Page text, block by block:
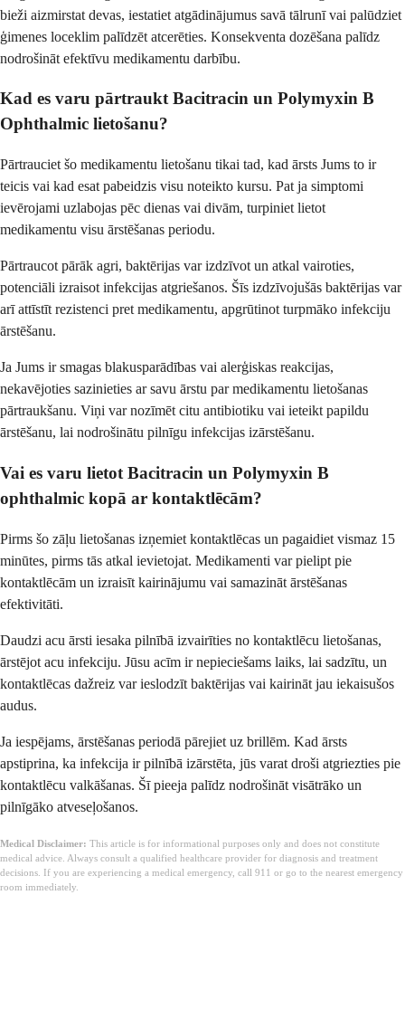
bieži aizmirstat devas, iestatiet atgādinājumus savā tālrunī vai palūdziet
ģimenes loceklim palīdzēt atcerēties. Konsekventa dozēšana palīdz
nodrošināt efektīvu medikamentu darbību.
Kad es varu pārtraukt Bacitracin un Polymyxin B
Ophthalmic lietošanu?
Pārtrauciet šo medikamentu lietošanu tikai tad, kad ārsts Jums to ir
teicis vai kad esat pabeidzis visu noteikto kursu. Pat ja simptomi
ievērojami uzlabojas pēc dienas vai divām, turpiniet lietot
medikamentu visu ārstēšanas periodu.
Pārtraucot pārāk agri, baktērijas var izdzīvot un atkal vairoties,
potenciāli izraisot infekcijas atgriešanos. Šīs izdzīvojušās baktērijas var
arī attīstīt rezistenci pret medikamentu, apgrūtinot turpmāko infekciju
ārstēšanu.
Ja Jums ir smagas blakusparādības vai alerģiskas reakcijas,
nekavējoties sazinieties ar savu ārstu par medikamentu lietošanas
pārtraukšanu. Viņi var nozīmēt citu antibiotiku vai ieteikt papildu
ārstēšanu, lai nodrošinātu pilnīgu infekcijas izārstēšanu.
Vai es varu lietot Bacitracin un Polymyxin B
ophthalmic kopā ar kontaktlēcām?
Pirms šo zāļu lietošanas izņemiet kontaktlēcas un pagaidiet vismaz 15
minūtes, pirms tās atkal ievietojat. Medikamenti var pielipt pie
kontaktlēcām un izraisīt kairinājumu vai samazināt ārstēšanas
efektivitāti.
Daudzi acu ārsti iesaka pilnībā izvairīties no kontaktlēcu lietošanas,
ārstējot acu infekciju. Jūsu acīm ir nepieciešams laiks, lai sadzītu, un
kontaktlēcas dažreiz var ieslodzīt baktērijas vai kairināt jau iekaisušos
audus.
Ja iespējams, ārstēšanas periodā pārejiet uz brillēm. Kad ārsts
apstiprina, ka infekcija ir pilnībā izārstēta, jūs varat droši atgriezties pie
kontaktlēcu valkāšanas. Šī pieeja palīdz nodrošināt visātrāko un
pilnīgāko atveseļošanos.
Medical Disclaimer: This article is for informational purposes only and does not constitute
medical advice. Always consult a qualified healthcare provider for diagnosis and treatment
decisions. If you are experiencing a medical emergency, call 911 or go to the nearest emergency
room immediately.